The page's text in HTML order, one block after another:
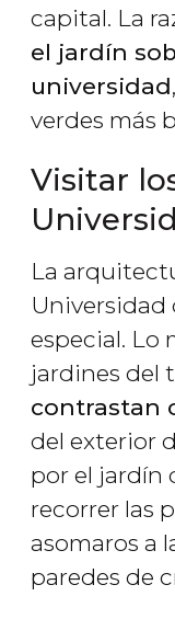
capital. La
el jardín
universidad
verdes más
Visitar
La
Universidad
especial. Lo
jardines del
contrastan
del exterior
por el jardín
recorrer las
asomaros a
paredes de